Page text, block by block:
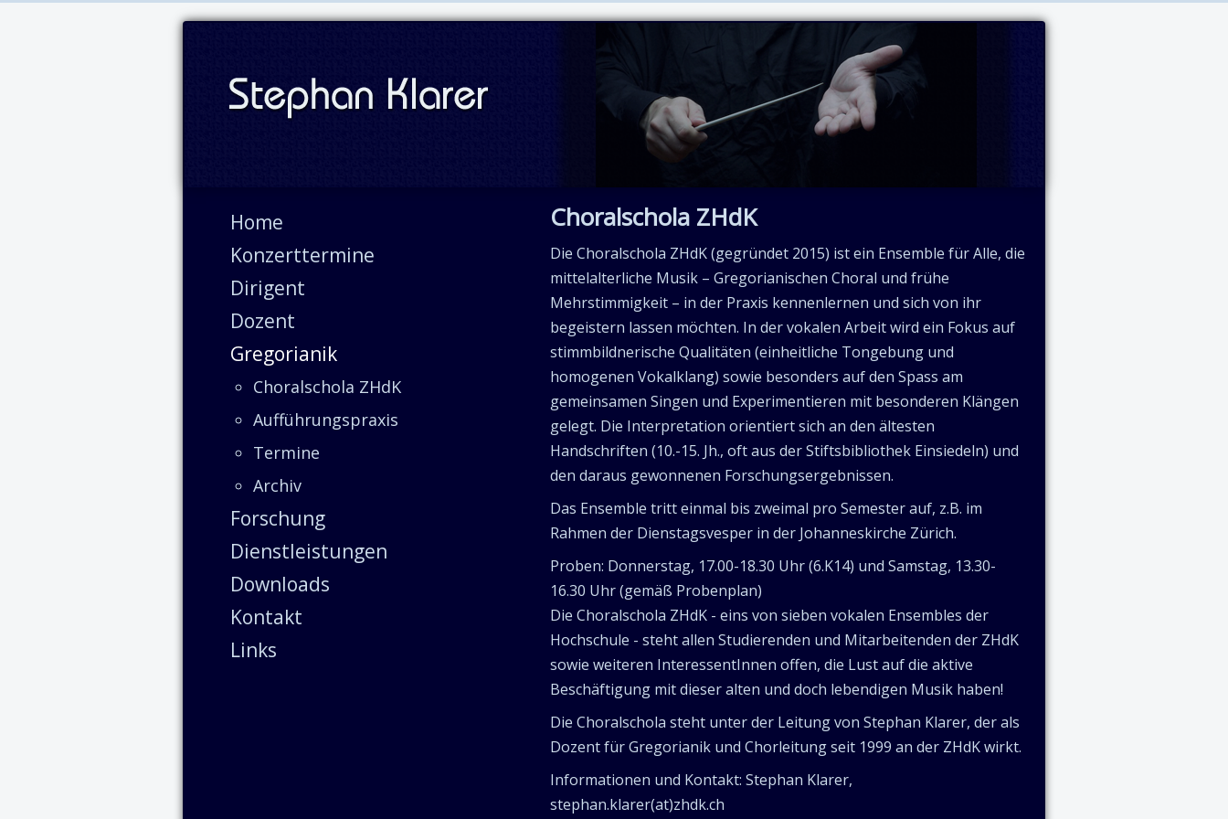
Home
Konzerttermine
Dirigent
Dozent
Gregorianik
Choralschola ZHdK
Aufführungspraxis
Termine
Archiv
Forschung
Dienstleistungen
Downloads
Kontakt
Links
Choralschola ZHdK
Die Choralschola ZHdK (gegründet 2015) ist ein Ensemble für Alle, die
mittelalterliche Musik – Gregorianischen Choral und frühe
Mehrstimmigkeit – in der Praxis kennenlernen und sich von ihr
begeistern lassen möchten. In der vokalen Arbeit wird ein Fokus auf
stimmbildnerische Qualitäten (einheitliche Tongebung und
homogenen Vokalklang) sowie besonders auf den Spass am
gemeinsamen Singen und Experimentieren mit besonderen Klängen
gelegt. Die Interpretation orientiert sich an den ältesten
Handschriften (10.-15. Jh., oft aus der Stiftsbibliothek Einsiedeln) und
den daraus gewonnenen Forschungsergebnissen.
Das Ensemble tritt einmal bis zweimal pro Semester auf, z.B. im
Rahmen der Dienstagsvesper in der Johanneskirche Zürich.
Proben: Donnerstag, 17.00-18.30 Uhr (6.K14) und Samstag, 13.30-
16.30 Uhr (gemäß Probenplan)
Die Choralschola ZHdK - eins von sieben vokalen Ensembles der
Hochschule - steht allen Studierenden und Mitarbeitenden der ZHdK
sowie weiteren InteressentInnen offen, die Lust auf die aktive
Beschäftigung mit dieser alten und doch lebendigen Musik haben!
Die Choralschola steht unter der Leitung von Stephan Klarer, der als
Dozent für Gregorianik und Chorleitung seit 1999 an der ZHdK wirkt.
Informationen und Kontakt: Stephan Klarer,
stephan.klarer(at)zhdk.ch